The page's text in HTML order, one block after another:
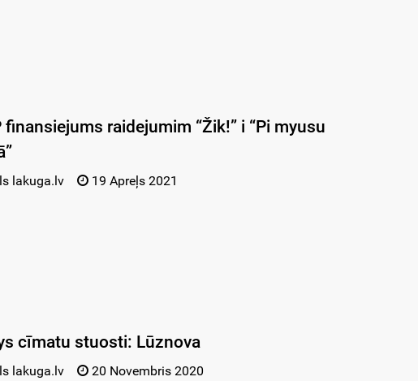
finansiejums raidejumim “Žik!” i “Pi myusu
lakuga.lv 19 Apreļs 2021
cīmatu stuosti: Lūznova
lakuga.lv 20 Novembris 2020